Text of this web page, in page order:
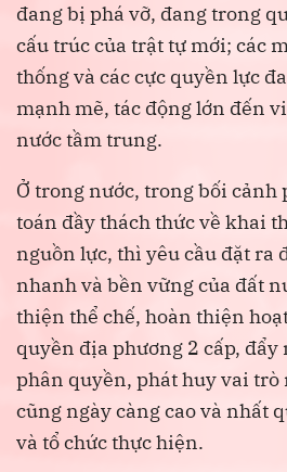
đang bị phá vỡ, đang trong
cấu trúc của trật tự mới; các
thống và các cực quyền lực
mạnh mẽ, tác động lớn đến
nước tầm trung.
Ở trong nước, trong bối
toán đầy thách thức về khai
nguồn lực, thì yêu cầu đặt ra
nhanh và bền vững của đất
thiện thể chế, hoàn thiện
quyền địa phương 2 cấp, đẩy
phân quyền, phát huy vai
cũng ngày càng cao và nhất
và tổ chức thực hiện.